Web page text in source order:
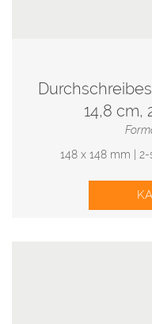
14,8 cm,
148 x 148 mm |